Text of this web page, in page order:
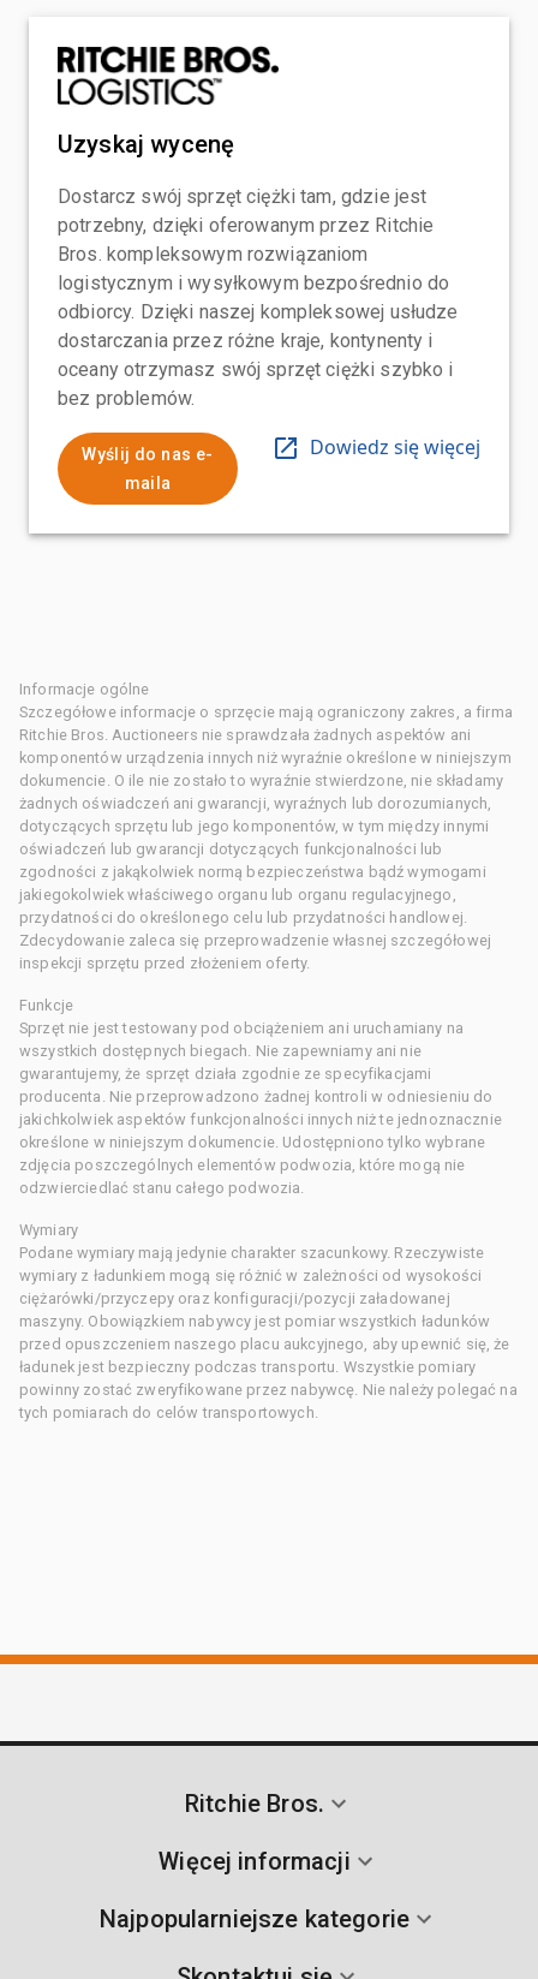
Uzyskaj wycenę
Dostarcz swój sprzęt ciężki tam, gdzie jest
potrzebny, dzięki oferowanym przez Ritchie
Bros. kompleksowym rozwiązaniom
logistycznym i wysyłkowym bezpośrednio do
odbiorcy. Dzięki naszej kompleksowej usłudze
dostarczania przez różne kraje, kontynenty i
oceany otrzymasz swój sprzęt ciężki szybko i
bez problemów.
Wyślij do nas e-
maila
Dowiedz się więcej
Informacje ogólne
Szczegółowe informacje o sprzęcie mają ograniczony zakres, a firma
Ritchie Bros. Auctioneers nie sprawdzała żadnych aspektów ani
komponentów urządzenia innych niż wyraźnie określone w niniejszym
dokumencie. O ile nie zostało to wyraźnie stwierdzone, nie składamy
żadnych oświadczeń ani gwarancji, wyraźnych lub dorozumianych,
dotyczących sprzętu lub jego komponentów, w tym między innymi
oświadczeń lub gwarancji dotyczących funkcjonalności lub
zgodności z jakąkolwiek normą bezpieczeństwa bądź wymogami
jakiegokolwiek właściwego organu lub organu regulacyjnego,
przydatności do określonego celu lub przydatności handlowej.
Zdecydowanie zaleca się przeprowadzenie własnej szczegółowej
inspekcji sprzętu przed złożeniem oferty.
Funkcje
Sprzęt nie jest testowany pod obciążeniem ani uruchamiany na
wszystkich dostępnych biegach. Nie zapewniamy ani nie
gwarantujemy, że sprzęt działa zgodnie ze specyfikacjami
producenta. Nie przeprowadzono żadnej kontroli w odniesieniu do
jakichkolwiek aspektów funkcjonalności innych niż te jednoznacznie
określone w niniejszym dokumencie. Udostępniono tylko wybrane
zdjęcia poszczególnych elementów podwozia, które mogą nie
odzwierciedlać stanu całego podwozia.
Wymiary
Podane wymiary mają jedynie charakter szacunkowy. Rzeczywiste
wymiary z ładunkiem mogą się różnić w zależności od wysokości
ciężarówki/przyczepy oraz konfiguracji/pozycji załadowanej
maszyny. Obowiązkiem nabywcy jest pomiar wszystkich ładunków
przed opuszczeniem naszego placu aukcyjnego, aby upewnić się, że
ładunek jest bezpieczny podczas transportu. Wszystkie pomiary
powinny zostać zweryfikowane przez nabywcę. Nie należy polegać na
tych pomiarach do celów transportowych.
Ritchie Bros.
Więcej informacji
Najpopularniejsze kategorie